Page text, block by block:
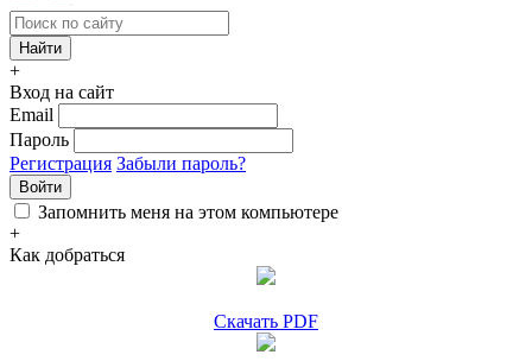
+
Вход на сайт
Email
Пароль
Регистрация Забыли пароль?
Войти
Запомнить меня на этом компьютере
+
Как добраться
Скачать PDF